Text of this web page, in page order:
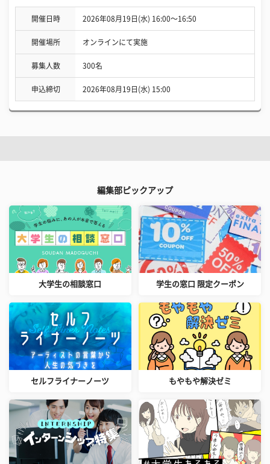
開催日時 2026年08月19日(水) 16:00〜16:50
開催場所 オンラインにて実施
募集人数 300名
申込締切 2026年08月19日(水) 15:00
編集部ピックアップ
大学生の相談窓口 学生の窓口 限定クーポン
セルフライナーノーツ もやもや解決ゼミ